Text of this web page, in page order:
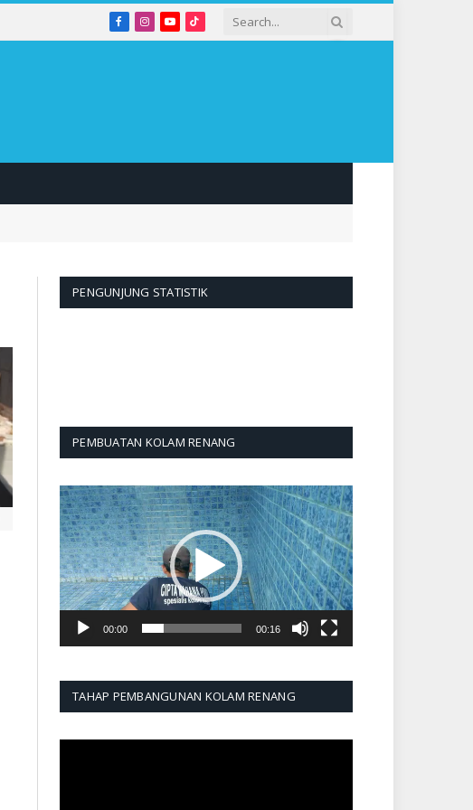
Facebook
Instagram
YouTubeTikTok
PENGUNJUNG STATISTIK
PEMBUATAN KOLAM RENANG
Pemutar
Video
00:00 00:16
TAHAP PEMBANGUNAN KOLAM RENANG